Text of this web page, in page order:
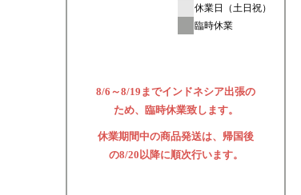
休業日（土日祝）
臨時休業
8/6～8/19までインドネシア出張の
ため、臨時休業致します。
休業期間中の商品発送は、帰国後
の8/20以降に順次行います。